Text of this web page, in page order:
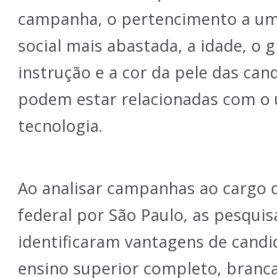
campanha, o pertencimento a
social mais abastada, a idade, o
instrução e a cor da pele das
podem estar relacionadas com o
tecnologia.
Ao analisar campanhas ao cargo
federal por São Paulo, as
identificaram vantagens de
ensino superior completo,